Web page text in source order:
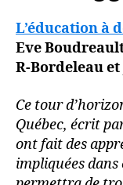
L’éducation à
Eve
R-Bordeleau
Ce tour
Québec, écrit
ont fait des
impliquées